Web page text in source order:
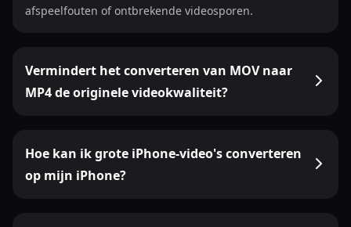
afspeelfouten of ontbrekende videosporen.
Vermindert het converteren van MOV naar
MP4 de originele videokwaliteit?
Hoe kan ik grote iPhone-video's converteren
op mijn iPhone?